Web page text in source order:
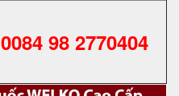
0084 98 2770404